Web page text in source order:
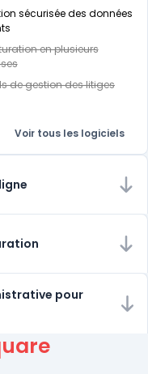
sécurisée des données
en plusieurs
de gestion des litiges
Voir tous les logiciels
pour